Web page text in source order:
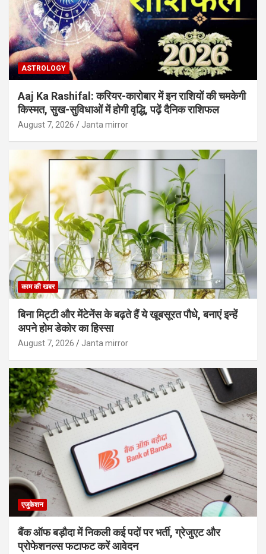
ASTROLOGY
Aaj Ka Rashifal: करियर-कारोबार में इन राशियों की चमकेगी
किस्मत, सुख-सुविधाओं में होगी वृद्धि, पढ़ें दैनिक राशिफल
August 7, 2026 Janta mirror
काम की खबर
बिना मिट्टी और मेंटेनेंस के बढ़ते हैं ये खूबसूरत पौधे, बनाएं इन्‍हें
अपने होम डेकोर का हिस्‍सा
August 7, 2026 Janta mirror
एजुकेशन
बैंक ऑफ बड़ौदा में निकली कई पदों पर भर्ती, ग्रेजुएट और
प्रोफेशनल्स फटाफट करें आवेदन